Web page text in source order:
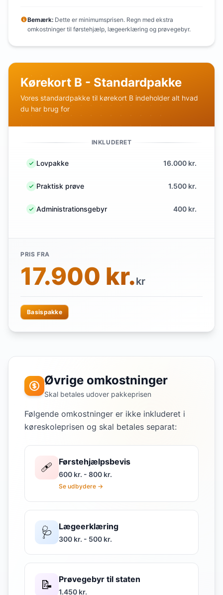
Bemærk: Dette er minimumsprisen. Regn med ekstra
omkostninger til førstehjælp, lægeerklæring og prøvegebyr.
Kørekort B - Standardpakke
Vores standardpakke til kørekort B indeholder alt hvad
du har brug for
INKLUDERET
Lovpakke 16.000 kr.
Praktisk prøve 1.500 kr.
Administrationsgebyr 400 kr.
PRIS FRA
17.900 kr.kr
Basispakke
Øvrige omkostninger
Skal betales udover pakkeprisen
Følgende omkostninger er ikke inkluderet i
køreskoleprisen og skal betales separat:
🩹 Førstehjælpsbevis
600 kr. - 800 kr.
Se udbydere →
🩺 Lægeerklæring
300 kr. - 500 kr.
📝 Prøvegebyr til staten
1.450 kr.